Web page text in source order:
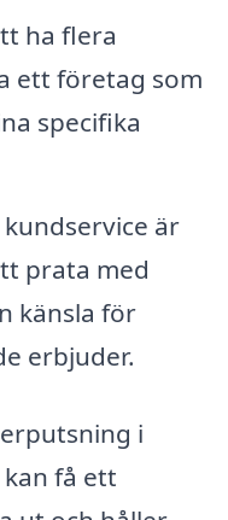
ha flera
ett företag som
specifika
kundservice är
prata med
känsla för
erbjuder.
i
få ett